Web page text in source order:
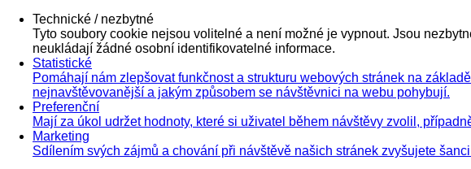
Technické / nezbytné
Tyto soubory cookie nejsou volitelné a není možné je vypnout. Jsou
neukládají žádné osobní identifikovatelné informace.
Statistické
Pomáhají nám zlepšovat funkčnost a strukturu webových stránek na
nejnavštěvovanější a jakým způsobem se návštěvnici na webu pohybují.
Preferenční
Mají za úkol udržet hodnoty, které si uživatel během návštěvy zvolil,
Marketing
Sdílením svých zájmů a chování při návštěvě našich stránek zvyšujete